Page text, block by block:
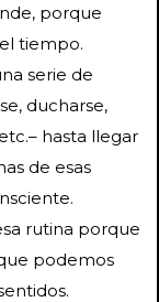
porque
tiempo.
serie de
ducharse,
hasta llegar
de esas
rutina porque
podemos